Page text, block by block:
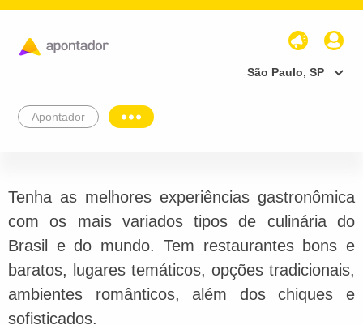
São Paulo, SP
Apontador
Tenha as melhores experiências gastronômica
com os mais variados tipos de culinária do
Brasil e do mundo. Tem restaurantes bons e
baratos, lugares temáticos, opções tradicionais,
ambientes românticos, além dos chiques e
sofisticados.